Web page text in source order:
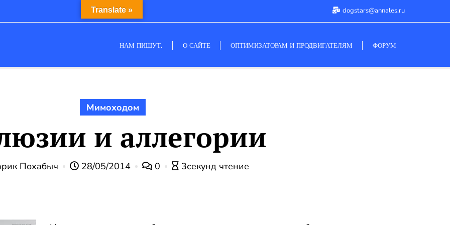
dogstars@annales.ru
НАМ ПИШУТ. О САЙТЕ ОПТИМИЗАТОРАМ И ПРОДВИГАТЕЛЯМ ФОРУМ
Мимоходом
и аллегории
Похабыч 28/05/2014 0 3секунд чтение
Translate »